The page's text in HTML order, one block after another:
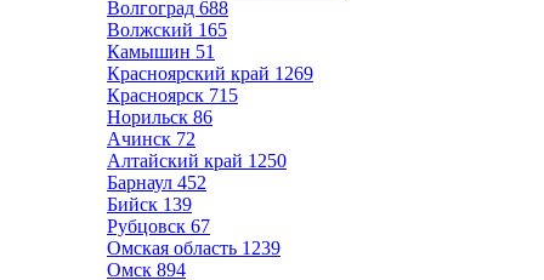
Волгоград 688
Волжский 165
Камышин 51
Красноярский край 1269
Красноярск 715
Норильск 86
Ачинск 72
Алтайский край 1250
Барнаул 452
Бийск 139
Рубцовск 67
Омская область 1239
Омск 894